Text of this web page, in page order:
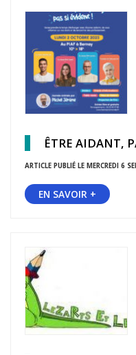
ÊTRE AIDANT,
ARTICLE PUBLIÉ LE MERCREDI 6
EN SAVOIR +